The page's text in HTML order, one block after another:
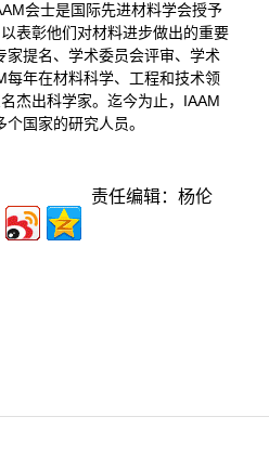
会士是国际先进材料学会授予
表彰他们对材料进步做出的重要
家提名、学术委员会评审、学术
每年在材料科学、工程和技术领
杰出科学家。迄今为止，IAAM
国家的研究人员。
责任编辑：杨伦